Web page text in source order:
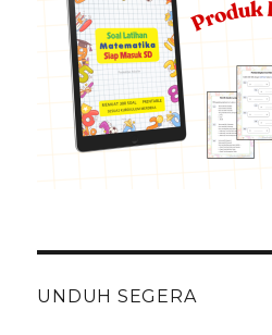
UNDUH SEGERA